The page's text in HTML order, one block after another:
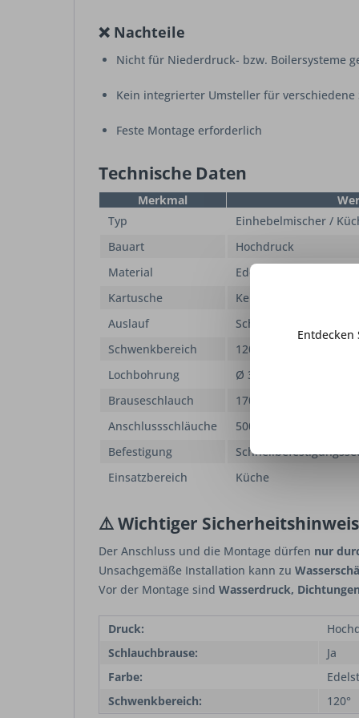
❌ Nachteile
Nicht für Niederdruck- bzw. Boilersysteme
Kein integrierter Umsteller für verschiedene
Feste Montage erforderlich
Technische Daten
Merkmal
Typ
Einhebelmischer /
Bauart
Hochdruck
Material
Edelstahl
Kartusche
Keramikkartusche
Auslauf
Schwenkbar
Schwenkbereich
120°
Lochbohrung
Ø 35 mm
Brauseschlauch
1700 mm
Anschlussschläuche
500 mm Flexschläuche
Befestigung
Einsatzbereich
Küche
⚠️ Wichtiger Sicherheitshinweis
Der Anschluss und die Montage dürfen nur
Unsachgemäße Installation kann zu
Vor der Montage sind Wasserdruck,
Druck:
Schlauchbrause:
Ja
Farbe:
Schwenkbereich:
120°
Entdecken